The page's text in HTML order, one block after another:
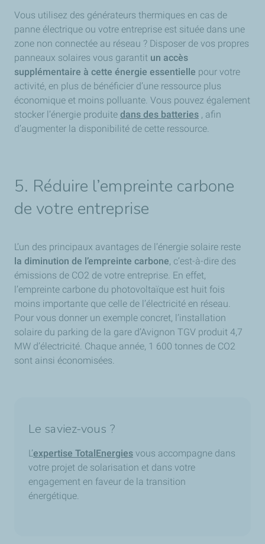
Vous utilisez des générateurs thermiques en cas de
panne électrique ou votre entreprise est située dans une
zone non connectée au réseau ? Disposer de vos propres
panneaux solaires vous garantit un accès
supplémentaire à cette énergie essentielle pour votre
activité, en plus de bénéficier d’une ressource plus
économique et moins polluante. Vous pouvez également
stocker l’énergie produite dans des batteries , afin
d’augmenter la disponibilité de cette ressource.
5. Réduire l’empreinte carbone
de votre entreprise
L’un des principaux avantages de l’énergie solaire reste
la diminution de l’empreinte carbone, c’est-à-dire des
émissions de CO2 de votre entreprise. En effet,
l’empreinte carbone du photovoltaïque est huit fois
moins importante que celle de l’électricité en réseau.
Pour vous donner un exemple concret, l’installation
solaire du parking de la gare d’Avignon TGV produit 4,7
MW d’électricité. Chaque année, 1 600 tonnes de CO2
sont ainsi économisées.
Le saviez-vous ?
L’expertise TotalEnergies vous accompagne dans
votre projet de solarisation et dans votre
engagement en faveur de la transition
énergétique.